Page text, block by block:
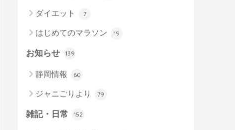
ダイエット 7
はじめてのマラソン 19
お知らせ 139
静岡情報 60
ジャニごりより 79
雑記・日常 152